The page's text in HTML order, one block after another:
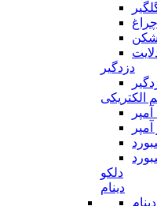
دزدگیر
الکتریکی
دلکو
دینام